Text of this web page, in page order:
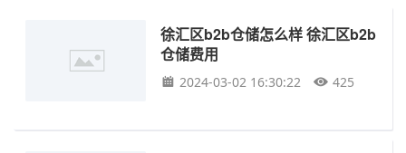
徐汇区b2b仓储怎么样 徐汇区b2b
仓储费用
2024-03-02 16:30:22 425